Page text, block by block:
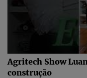
Agritech Show
construção